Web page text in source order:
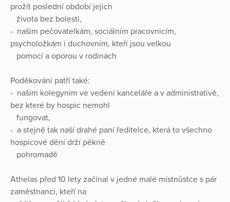
prožít poslední období jejich
života bez bolesti,
- našim pečovatelkám, sociálním pracovnicím,
psycholožkám i duchovním, kteří jsou velkou
pomocí a oporou v rodinách
Poděkování patří také:
- našim kolegyním ve vedení kanceláře a v administrativě,
bez které by hospic nemohl
fungovat,
- a stejně tak naší drahé paní ředitelce, která to všechno
hospicové dění drží pěkně
pohromadě
Athelas před 10 lety začínal v jedné malé místnůstce s pár
zaměstnanci, kteří na